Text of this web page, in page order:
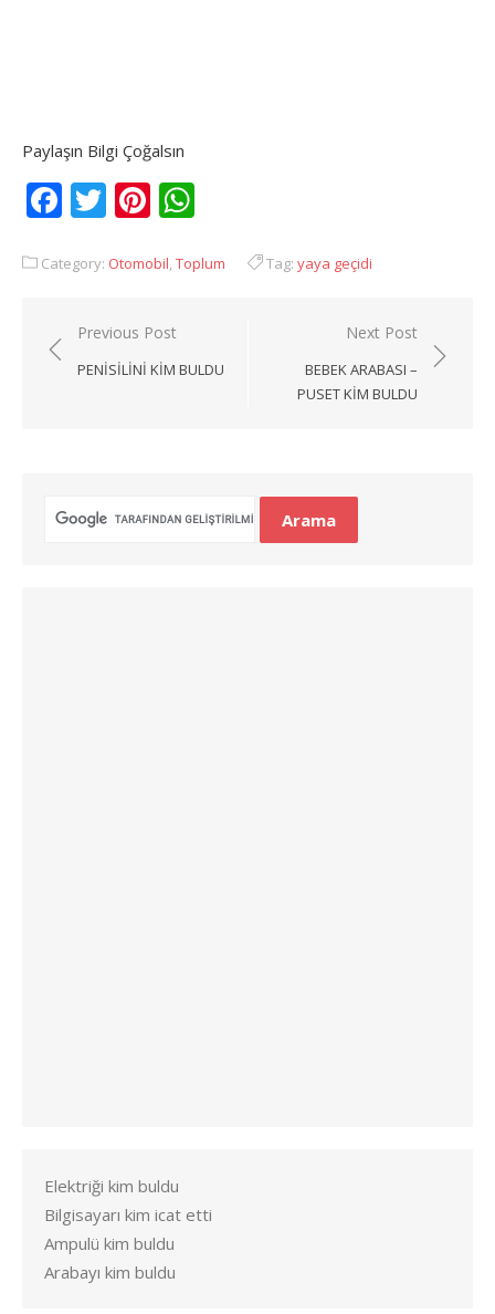
Paylaşın Bilgi Çoğalsın
Facebook
TwitterPinterest
Category: Otomobil,Toplum Tag: yaya geçidi
Yazı
gezinmesi
Previous Post
PENISILINI KIM BULDU
Next Post
BEBEK ARABASI –
PUSET KIM BULDU
Elektriği kim buldu
Bilgisayarı kim icat etti
Ampulü kim buldu
Arabayı kim buldu